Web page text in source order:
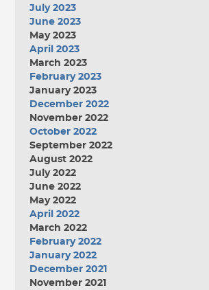
July 2023
June 2023
May 2023
April 2023
March 2023
February 2023
January 2023
December 2022
November 2022
October 2022
September 2022
August 2022
July 2022
June 2022
May 2022
April 2022
March 2022
February 2022
January 2022
December 2021
November 2021